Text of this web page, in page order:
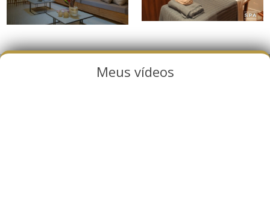
Meus vídeos